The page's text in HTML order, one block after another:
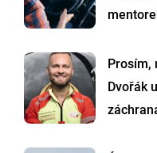
Prosím,
Dvořák